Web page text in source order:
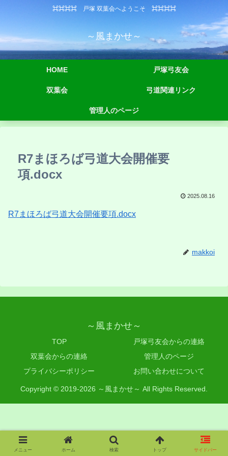
⌘⌘⌘⌘ 戸塚 双葉会へようこそ ⌘⌘⌘⌘
～風まかせ～
HOME 戸塚弓友会
双葉会 弓道関連リンク
管理人のページ
R7まほろば弓道大会開催要
項.docx
2025.08.16
R7まほろば弓道大会開催要項.docx
makkoi
～風まかせ～
TOP
戸塚弓友会からの連絡
双葉会からの連絡
管理人のページ
プライバシーポリシー
お問い合わせについて
Copyright © 2019-2026 ～風まかせ～ All Rights Reserved.
メニュー ホーム 検索 トップ サイドバー